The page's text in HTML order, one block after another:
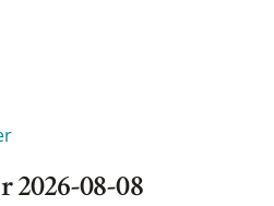
2026-08-08